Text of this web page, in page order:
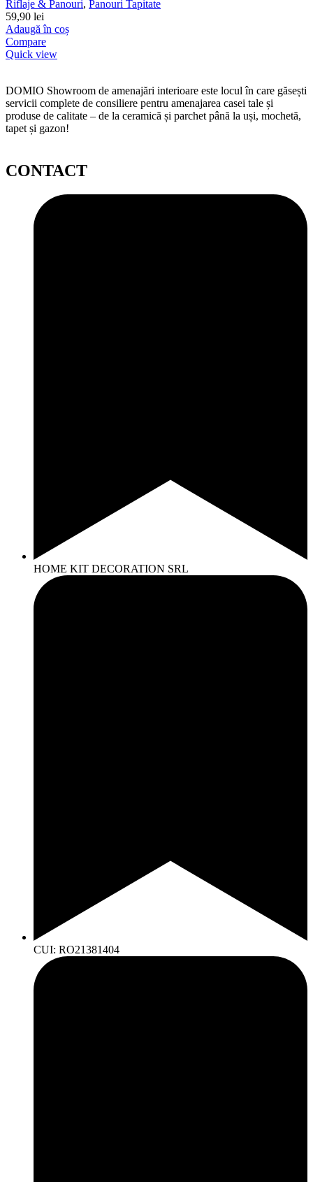
Riflaje & Panouri, Panouri Tapitate
59,90 lei
Adaugă în coș
Compare
Quick view
DOMIO Showroom de amenajări interioare este locul în care găsești
servicii complete de consiliere pentru amenajarea casei tale și
produse de calitate – de la ceramică și parchet până la uși, mochetă,
tapet și gazon!
CONTACT
HOME KIT DECORATION SRL
CUI: RO21381404